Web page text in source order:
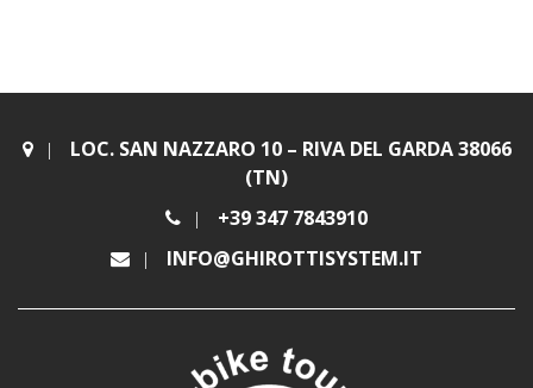
LOC. SAN NAZZARO 10 – RIVA DEL GARDA 38066
(TN)
+39 347 7843910
INFO@GHIROTTISYSTEM.IT